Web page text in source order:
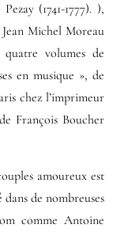
(1741-1777). ),
Michel Moreau
quatre volumes de
en musique », de
chez l’imprimeur
François Boucher
amoureux est
de nombreuses
comme Antoine